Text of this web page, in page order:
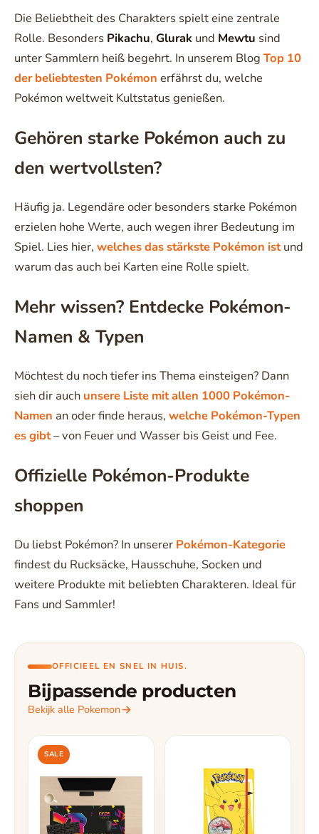
Die Beliebtheit des Charakters spielt eine zentrale
Rolle. Besonders Pikachu, Glurak und Mewtu sind
unter Sammlern heiß begehrt. In unserem Blog Top 10
der beliebtesten Pokémon erfährst du, welche
Pokémon weltweit Kultstatus genießen.
Gehören starke Pokémon auch zu
den wertvollsten?
Häufig ja. Legendäre oder besonders starke Pokémon
erzielen hohe Werte, auch wegen ihrer Bedeutung im
Spiel. Lies hier, welches das stärkste Pokémon istund
warum das auch bei Karten eine Rolle spielt.
Mehr wissen? Entdecke Pokémon-
Namen & Typen
Möchtest du noch tiefer ins Thema einsteigen? Dann
sieh dir auch unsere Liste mit allen 1000 Pokémon-
Namen an oder finde heraus, welche Pokémon-Typen
es gibt– von Feuer und Wasser bis Geist und Fee.
Offizielle Pokémon-Produkte
shoppen
Du liebst Pokémon? In unserer Pokémon-Kategorie
findest du Rucksäcke, Hausschuhe, Socken und
weitere Produkte mit beliebten Charakteren. Ideal für
Fans und Sammler!
OFFICIEEL EN SNEL IN HUIS.
Bijpassende producten
Bekijk alle Pokemon
SALE